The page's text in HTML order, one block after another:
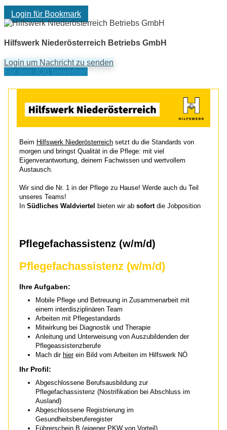
Login für Bookmark
Hilfswerk Niederösterreich Betriebs GmbH
Login um Nachricht zu senden
Für den JOB bewerben